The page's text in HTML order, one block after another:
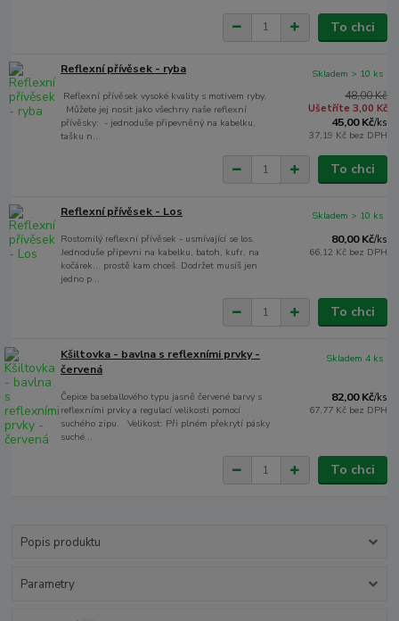
To chci
Reflexní přívěsek - ryba
Reflexní přívěsek vysoké kvality s motivem ryby.
Můžete jej nosit jako všechny naše reflexní
přívěsky: - jednoduše připevněný na kabelku,
tašku n...
48,00 Kč
Ušetříte 3,00 Kč
45,00 Kč/ks
37,19 Kč bez DPH
Skladem > 10 ks
To chci
Reflexní přívěsek - Los
Rostomilý reflexní přívěsek - usmívající se los.
Jednoduše připevni na kabelku, batoh, kufr, na
kočárek... prostě kam chceš. Dodržet musíš jen
jedno p...
80,00 Kč/ks
66,12 Kč bez DPH
Skladem > 10 ks
To chci
Kšiltovka - bavlna s reflexními prvky -
červená
Čepice baseballového typu jasně červené barvy s
reflexními prvky a regulací velikosti pomocí
suchého zipu. Velikost: Při plném překrytí pásky
suché...
82,00 Kč/ks
67,77 Kč bez DPH
Skladem 4 ks
To chci
Popis produktu
Parametry